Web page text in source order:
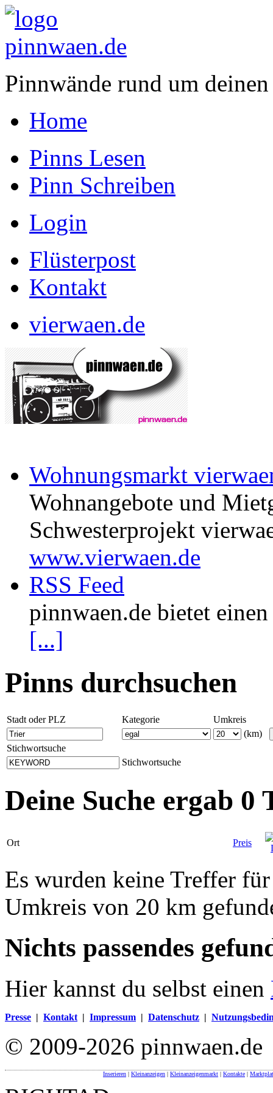
Pinnwände rund um
Home
Pinns Lesen
Pinn Schreiben
Login
Flüsterpost
Kontakt
vierwaen.de
Wohnungsmarkt
Wohnangebote und
Schwesterprojekt
www.vierwaen.de
RSS Feed
pinnwaen.de bietet
[...]
Pinns durchsuchen
Stadt oder PLZ Kategorie
Umkreis
(km)
Stichwortsuche
Stichwortsuche
Deine Suche ergab 0
Ort Preis
Es wurden keine Treffer
Umkreis von 20 km
Nichts passendes
Hier kannst du selbst einen
Presse | Kontakt | Impressum | Datenschutz |
© 2009-2026 pinnwaen.de
Inserieren | Kleinanzeigen | Kleinanzeigenmarkt | Kontakte |